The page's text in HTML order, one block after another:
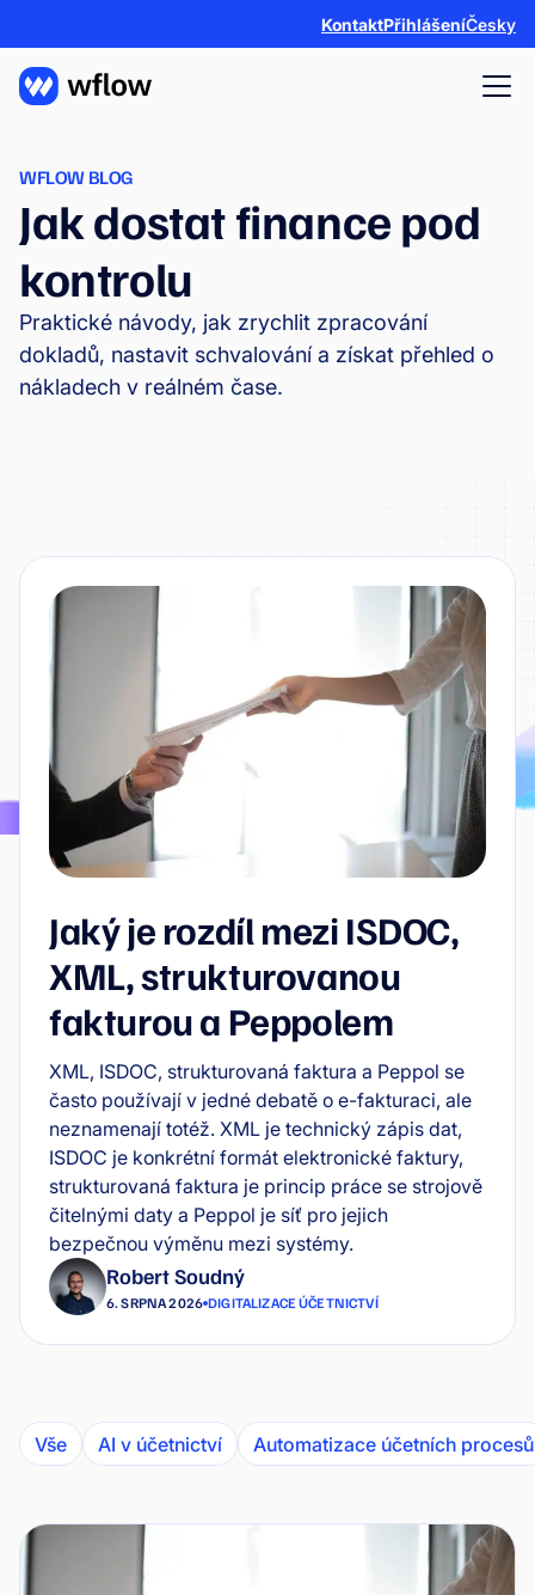
KontaktPřihlášeníČesky
WFLOW BLOG
Jak dostat finance pod
kontrolu
Praktické návody, jak zrychlit zpracování
dokladů, nastavit schvalování a získat přehled o
nákladech v reálném čase.
Jaký je rozdíl mezi ISDOC,
XML, strukturovanou
fakturou a Peppolem
XML, ISDOC, strukturovaná faktura a Peppol se
často používají v jedné debatě o e-fakturaci, ale
neznamenají totéž. XML je technický zápis dat,
ISDOC je konkrétní formát elektronické faktury,
strukturovaná faktura je princip práce se strojově
čitelnými daty a Peppol je síť pro jejich
bezpečnou výměnu mezi systémy.
Robert Soudný
6. SRPNA 2026 DIGITALIZACE ÚČETNICTVÍ
Vše AI v účetnictví Automatizace účetních procesů